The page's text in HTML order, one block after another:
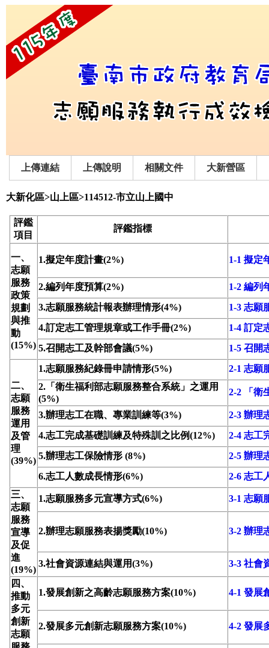
上傳連結 上傳說明 相關文件 大新營區
大新化區>山上區>114512-市立山上國中
評鑑
項目
評鑑指標
一、
志願
服務
政策
規劃
與推
動
(15%)
1.擬定年度計畫(2%) 1-1 擬定
2.編列年度預算(2%)
1-2 編列
3.志願服務統計報表辦理情形(4%)
1-3 志願
4.訂定志工管理規章或工作手冊(2%)
1-4 訂定
5.召開志工及幹部會議(5%)
1-5 召開
二、
志願
服務
運用
及管
理
(39%)
1.志願服務紀錄冊申請情形(5%)
2-1 志願
2.「衛生福利部志願服務整合系統」之運用
(5%)
2-2 「衛
3.辦理志工在職、專業訓練等(3%)
2-3 辦理
4.志工完成基礎訓練及特殊訓之比例(12%)
2-4 志工
5.辦理志工保險情形 (8%)
2-5 辦理
6.志工人數成長情形(6%)
2-6 志工
三、
志願
服務
宣導
及促
進
(19%)
1.志願服務多元宣導方式(6%) 3-1 志願
2.辦理志願服務表揚獎勵(10%) 3-2 辦理
3.社會資源連結與運用(3%)
3-3 社會
四、
推動
多元
創新
志願
1.發展創新之高齡志願服務方案(10%) 4-1 發展
2.發展多元創新志願服務方案(10%) 4-2 發展